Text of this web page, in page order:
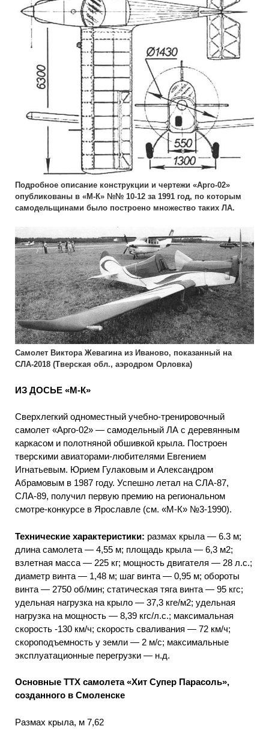
Подробное описание конструкции и чертежи «Арго-02»
опубликованы в «М-К» №№ 10-12 за 1991 год, по которым
самодельщинами было построено множество таких ЛА.
Самолет Виктора Жевагина из Иваново, показанный на
СЛА-2018 (Тверская обл., аэродром Орловка)
ИЗ ДОСЬЕ «М-К»
Сверхлегкий одноместный учебно-тренировочный
самолет «Арго-02» — самодельный ЛА с деревянным
каркасом и полотняной обшивкой крыла. Построен
тверскими авиаторами-любителями Евгением
Игнатьевым. Юрием Гулаковым и Александром
Абрамовым в 1987 году. Успешно летал на СЛА-87,
СЛА-89, получил первую премию на региональном
смотре-конкурсе в Ярославле (см. «М-К» №3-1990).
Технические характеристики: размах крыла — 6.3 м;
длина самолета — 4,55 м; площадь крыла — 6,3 м2;
взлетная масса — 225 кг; мощность двигателя — 28 л.с.;
диаметр винта — 1,48 м; шаг винта — 0,95 м; обороты
винта — 2750 об/мин; статическая тяга винта — 95 кгс;
удельная нагрузка на крыло — 37,3 кге/м2; удельная
нагрузка на мощность — 8,39 кгс/л.с.; максимальная
скорость -130 км/ч; скорость сваливания — 72 км/ч;
скороподъемность у земли — 2 м/с; максимальные
эксплуатационные перегрузки — н.д.
Основные ТТХ самолета «Хит Супер Парасоль»,
созданного в Смоленске
Размах крыла, м 7,62